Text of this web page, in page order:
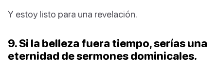
Y estoy listo para una revelación.
9. Si la belleza fuera tiempo, serías una
eternidad de sermones dominicales.